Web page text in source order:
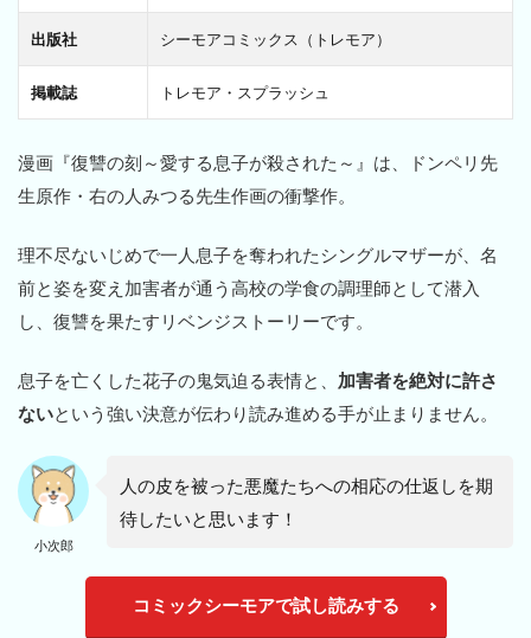
出版社 シーモアコミックス（トレモア）
掲載誌 トレモア・スプラッシュ
漫画『復讐の刻～愛する息子が殺された～』は、ドンペリ先
生原作・右の人みつる先生作画の衝撃作。
理不尽ないじめで一人息子を奪われたシングルマザーが、名
前と姿を変え加害者が通う高校の学食の調理師として潜入
し、復讐を果たすリベンジストーリーです。
息子を亡くした花子の鬼気迫る表情と、 加害者を絶対に許さ
ないという強い決意が伝わり読み進める手が止まりません。
小次郎
人の皮を被った悪魔たちへの相応の仕返しを期
待したいと思います！
コミックシーモアで試し読みする